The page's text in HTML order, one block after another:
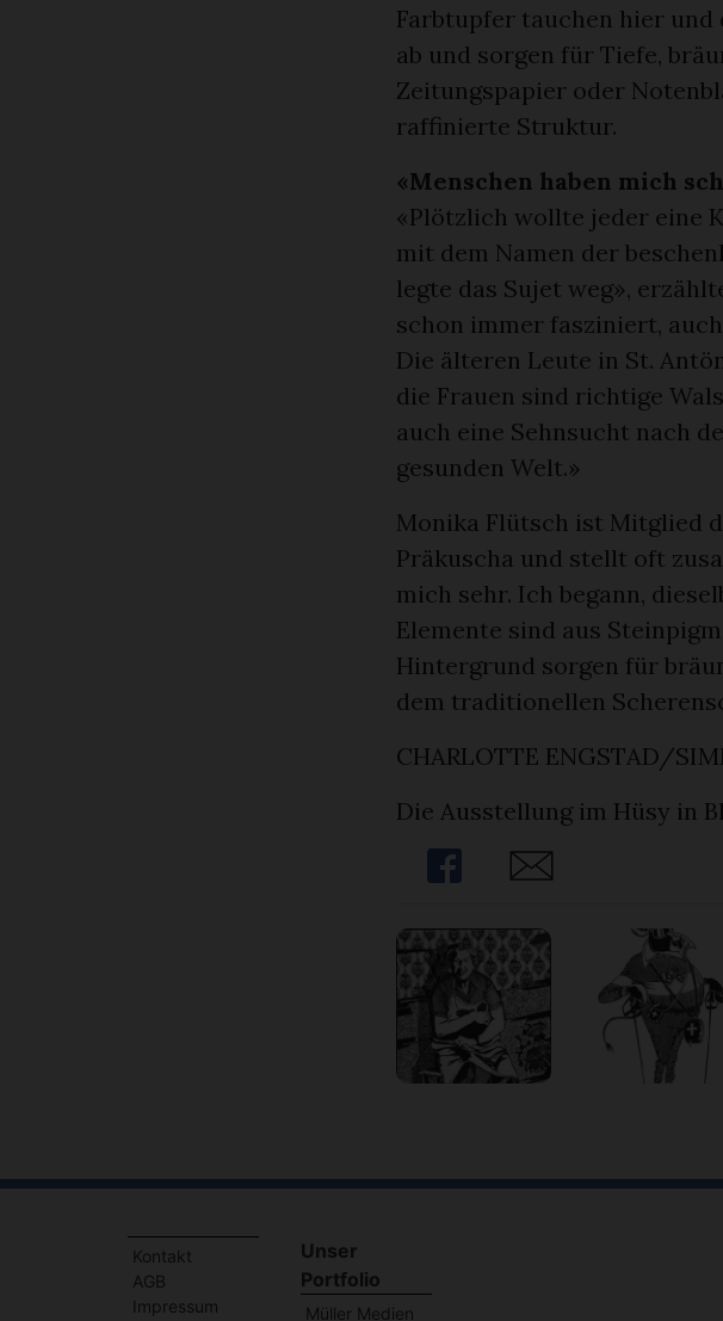
Farbtupfer tauchen hier und
ab und sorgen für Tiefe,
Zeitungspapier oder
raffinierte Struktur.
«Menschen haben mich
«Plötzlich wollte jeder eine
mit dem Namen der
legte das Sujet weg»,
schon immer fasziniert,
Die älteren Leute in St.
die Frauen sind richtige
auch eine Sehnsucht nach
gesunden Welt.»
Monika Flütsch ist Mitglied
Präkuscha und stellt oft
mich sehr. Ich begann,
Elemente sind aus
Hintergrund sorgen für
dem traditionellen
CHARLOTTE ENGSTAD/
Die Ausstellung im Hüsy in
Share
Share
Kontakt
AGB
Impressum
Unser
Portfolio
Müller Medien